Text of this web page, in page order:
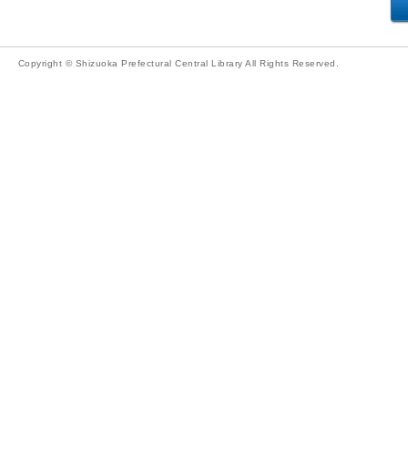
Copyright © Shizuoka Prefectural Central Library All Rights Reserved.